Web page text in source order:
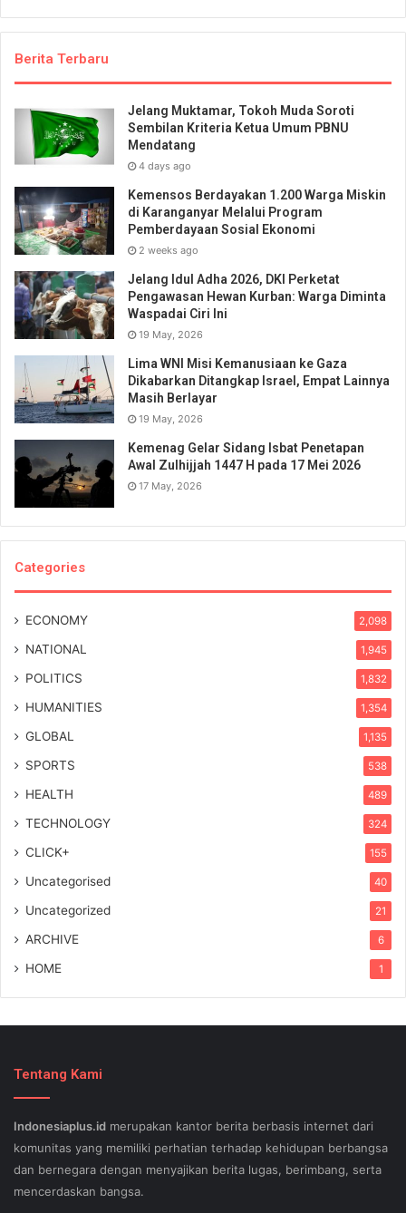
Berita Terbaru
Jelang Muktamar, Tokoh Muda Soroti
Sembilan Kriteria Ketua Umum PBNU
Mendatang
4 days ago
Kemensos Berdayakan 1.200 Warga Miskin
di Karanganyar Melalui Program
Pemberdayaan Sosial Ekonomi
2 weeks ago
Jelang Idul Adha 2026, DKI Perketat
Pengawasan Hewan Kurban: Warga Diminta
Waspadai Ciri Ini
19 May, 2026
Lima WNI Misi Kemanusiaan ke Gaza
Dikabarkan Ditangkap Israel, Empat Lainnya
Masih Berlayar
19 May, 2026
Kemenag Gelar Sidang Isbat Penetapan
Awal Zulhijjah 1447 H pada 17 Mei 2026
17 May, 2026
Categories
ECONOMY 2,098
NATIONAL 1,945
POLITICS 1,832
HUMANITIES 1,354
GLOBAL 1,135
SPORTS 538
HEALTH 489
TECHNOLOGY 324
CLICK+ 155
Uncategorised 40
Uncategorized 21
ARCHIVE 6
HOME 1
Tentang Kami
Indonesiaplus.id merupakan kantor berita berbasis internet dari
komunitas yang memiliki perhatian terhadap kehidupan berbangsa
dan bernegara dengan menyajikan berita lugas, berimbang, serta
mencerdaskan bangsa.